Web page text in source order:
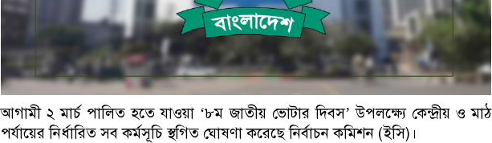
আগামী ২ মার্চ পালিত হতে যাওয়া ‘৮ম জাতীয় ভোটার দিবস’ উপলক্ষ্যে কেন্দ্রীয় ও মাঠ
পর্যায়ের নির্ধারিত সব কর্মসূচি স্থগিত ঘোষণা করেছে নির্বাচন কমিশন (ইসি)।